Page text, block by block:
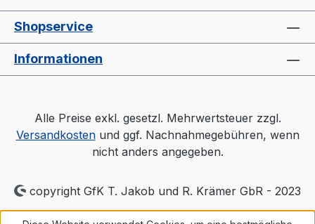
Shopservice
Informationen
Alle Preise exkl. gesetzl. Mehrwertsteuer zzgl.
Versandkostenund ggf. Nachnahmegebühren, wenn
nicht anders angegeben.
copyright GfK T. Jakob und R. Krämer GbR - 2023